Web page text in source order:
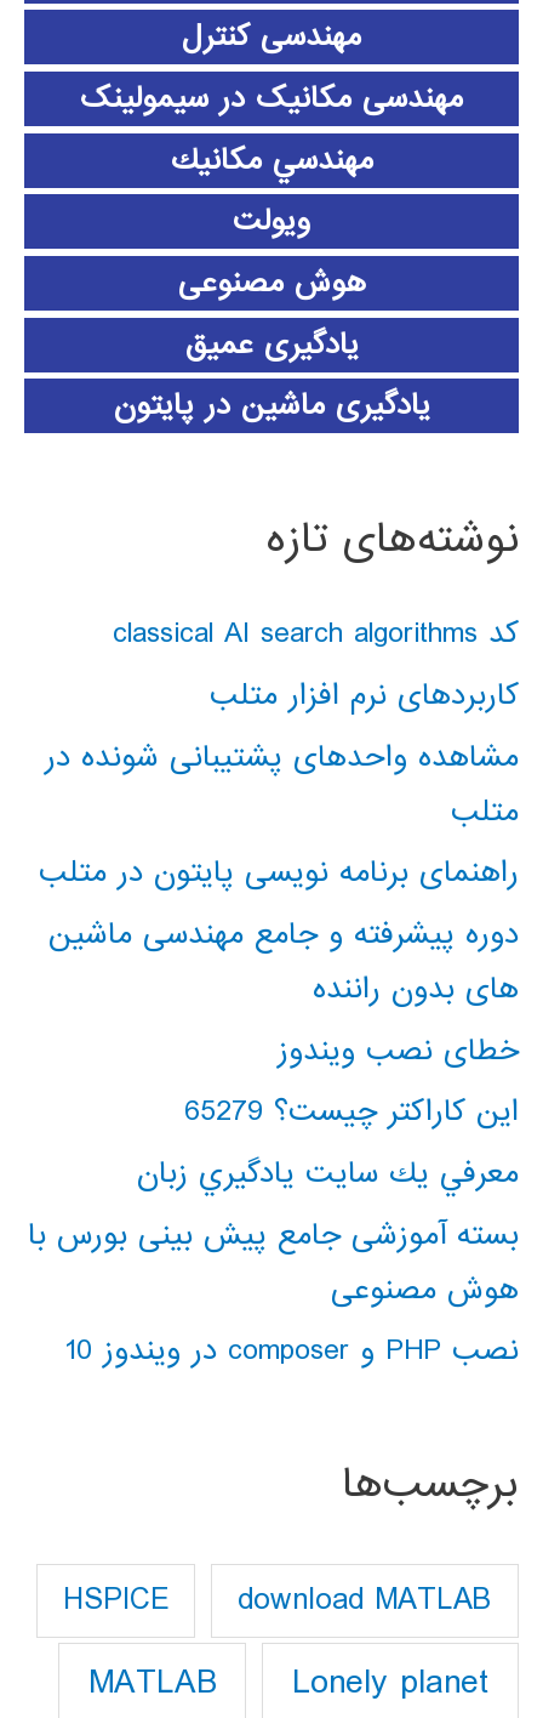
مهندسی کنترل
مهندسی مکانیک در سیمولینک
مهندسي مكانيك
ویولت
هوش مصنوعی
یادگیری عمیق
یادگیری ماشین در پایتون
نوشته‌های تازه
کد classical AI search algorithms
کاربردهای نرم افزار متلب
مشاهده واحدهای پشتیبانی شونده در
متلب
راهنمای برنامه نویسی پایتون در متلب
دوره پیشرفته و جامع مهندسی ماشین
های بدون راننده
خطای نصب ویندوز
این کاراکتر چیست؟ 65279
معرفي يك سايت يادگيري زبان
بسته آموزشی جامع پیش بینی بورس با
هوش مصنوعی
نصب PHP و composer در ویندوز 10
برچسب‌ها
download MATLAB
HSPICE
Lonely planet
MATLAB